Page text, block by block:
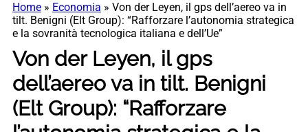
Home » Economia » Von der Leyen, il gps dell’aereo va in
tilt. Benigni (Elt Group): “Rafforzare l’autonomia strategica
e la sovranità tecnologica italiana e dell’Ue”
Von der Leyen, il gps
dell’aereo va in tilt. Benigni
(Elt Group): “Rafforzare